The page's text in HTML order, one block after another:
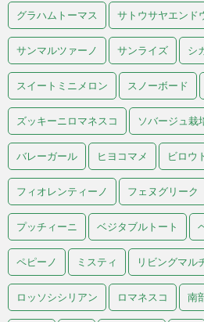
グラハムトーマス サトウサヤエンド
サンマルツァーノ サンライズ シ
スイートミニメロン スノーボード
ズッキーニロマネスコ ソバージュ栽
バレーガール ヒヨコマメ ビロウ
フィオレンティーノ フェヌグリーク
プッチィーニ ベジタブルトート
ペピーノ ミスティ リビングマル
ロッソシシリアン ロマネスコ 南